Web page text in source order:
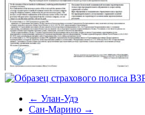
← Улан-Удэ
Сан-Марино →